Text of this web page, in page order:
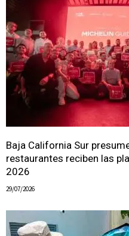
Baja California Sur
restaurantes reciben las
2026
29/07/2026